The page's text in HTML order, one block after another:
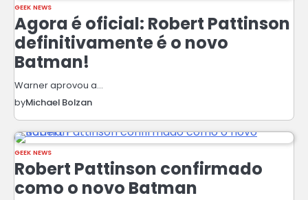
GEEK NEWS
Agora é oficial: Robert Pattinson
definitivamente é o novo
Batman!
Warner aprovou a…
byMichael Bolzan
GEEK NEWS
Robert Pattinson confirmado
como o novo Batman